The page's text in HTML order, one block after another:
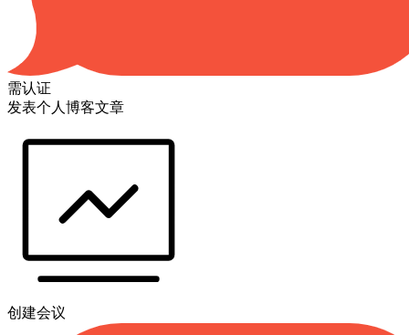
需认证
发表个人博客文章
创建会议